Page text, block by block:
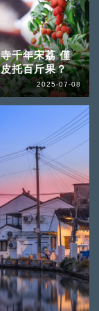
千年宋荔 僅
托百斤果？
2025-07-08